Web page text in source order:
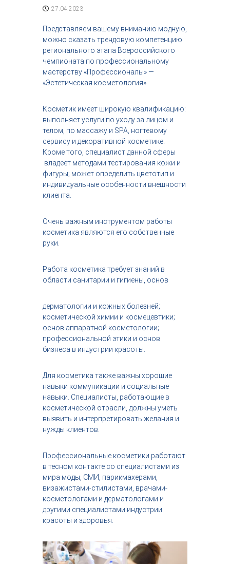
я
к
р
а
с
ы
27.04.2023
Представляем вашему вниманию модную,
можно сказать трендовую компетенцию
регионального этапа Всероссийского
чемпионата по профессиональному
мастерству «Профессионалы» —
«Эстетическая косметология».
Косметик имеет широкую квалификацию:
выполняет услуги по уходу за лицом и
телом, по массажу и SPA, ногтевому
сервису и декоративной косметике.
Кроме того, специалист данной сферы
владеет методами тестирования кожи и
фигуры; может определить цветотип и
индивидуальные особенности внешности
клиента.
Очень важным инструментом работы
косметика являются его собственные
руки.
Работа косметика требует знаний в
области санитарии и гигиены, основ
дерматологии и кожных болезней;
косметической химии и космецевтики;
основ аппаратной косметологии;
профессиональной этики и основ
бизнеса в индустрии красоты.
Для косметика также важны хорошие
навыки коммуникации и социальные
навыки. Специалисты, работающие в
косметической отрасли, должны уметь
выявить и интерпретировать желания и
нужды клиентов.
Профессиональные косметики работают
в тесном контакте со специалистами из
мира моды, СМИ, парикмахерами,
визажистами-стилистами, врачами-
косметологами и дерматологами и
другими специалистами индустрии
красоты и здоровья.